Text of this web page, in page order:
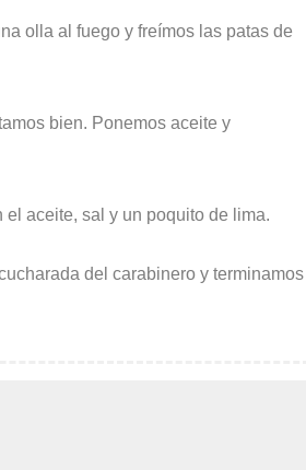
olla al fuego y freímos las patas de
bien. Ponemos aceite y
aceite, sal y un poquito de lima.
del carabinero y terminamos